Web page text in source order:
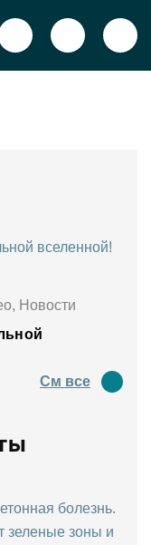
Новости
См все